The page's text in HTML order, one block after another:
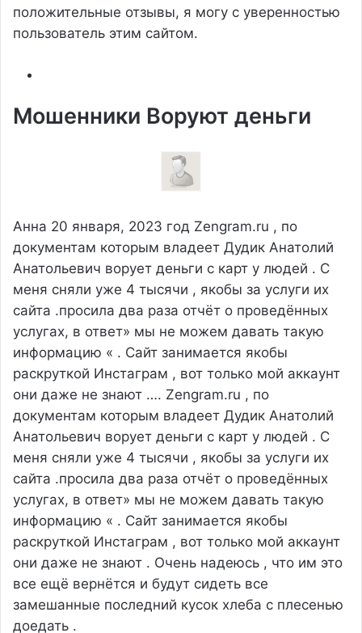
положительные отзывы, я могу с уверенностью
пользователь этим сайтом.
Мошенники Воруют деньги
Анна 20 января, 2023 год Zengram.ru , по
документам которым владеет Дудик Анатолий
Анатольевич ворует деньги с карт у людей . С
меня сняли уже 4 тысячи , якобы за услуги их
сайта .просила два раза отчёт о проведённых
услугах, в ответ» мы не можем давать такую
информацию « . Сайт занимается якобы
раскруткой Инстаграм , вот только мой аккаунт
они даже не знают …. Zengram.ru , по
документам которым владеет Дудик Анатолий
Анатольевич ворует деньги с карт у людей . С
меня сняли уже 4 тысячи , якобы за услуги их
сайта .просила два раза отчёт о проведённых
услугах, в ответ» мы не можем давать такую
информацию « . Сайт занимается якобы
раскруткой Инстаграм , вот только мой аккаунт
они даже не знают . Очень надеюсь , что им это
все ещё вернётся и будут сидеть все
замешанные последний кусок хлеба с плесенью
доедать .